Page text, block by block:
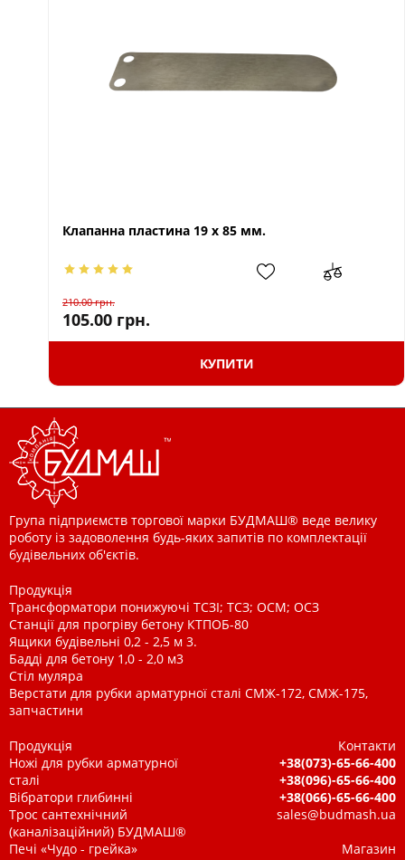
Клапанна пластина 19 х 85 мм.
210.00грн.
105.00 грн.
КУПИТИ
Група підприємств торгової марки БУДМАШ® веде велику
роботу із задоволення будь-яких запитів по комплектації
будівельних об'єктів.
Продукція
Трансформатори понижуючі ТСЗІ; ТСЗ; ОСМ; ОСЗ
Станції для прогріву бетону КТПОБ-80
Ящики будівельні 0,2 - 2,5 м 3.
Бадді для бетону 1,0 - 2,0 м3
Стіл муляра
Верстати для рубки арматурної сталі СМЖ-172, СМЖ-175,
запчастини
Продукція
Ножі для рубки арматурної
сталі
Вібратори глибинні
Трос сантехнічний
(каналізаційний) БУДМАШ®
Печі «Чудо - грейка»
Контакти
+38(073)-65-66-400
+38(096)-65-66-400
+38(066)-65-66-400
sales@budmash.ua
Магазин